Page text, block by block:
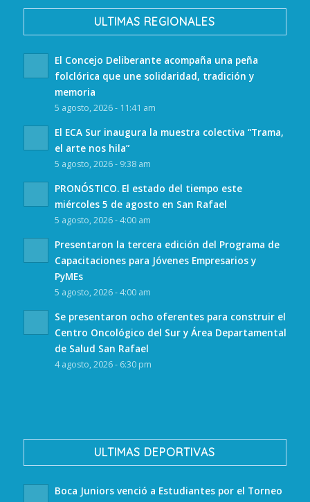
ULTIMAS REGIONALES
El Concejo Deliberante acompaña una peña
folclórica que une solidaridad, tradición y
memoria
5 agosto, 2026 - 11:41 am
El ECA Sur inaugura la muestra colectiva “Trama,
el arte nos hila”
5 agosto, 2026 - 9:38 am
PRONÓSTICO. El estado del tiempo este
miércoles 5 de agosto en San Rafael
5 agosto, 2026 - 4:00 am
Presentaron la tercera edición del Programa de
Capacitaciones para Jóvenes Empresarios y
PyMEs
5 agosto, 2026 - 4:00 am
Se presentaron ocho oferentes para construir el
Centro Oncológico del Sur y Área Departamental
de Salud San Rafael
4 agosto, 2026 - 6:30 pm
ULTIMAS DEPORTIVAS
Boca Juniors venció a Estudiantes por el Torneo